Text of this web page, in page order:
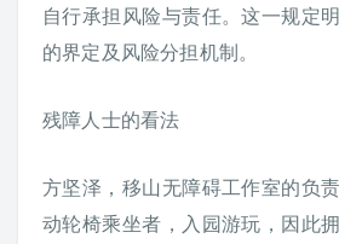
自行承担风险与责任。这一规定
的界定及风险分担机制。
残障人士的看法
方坚泽，移山无障碍工作室的负
动轮椅乘坐者，入园游玩，因此